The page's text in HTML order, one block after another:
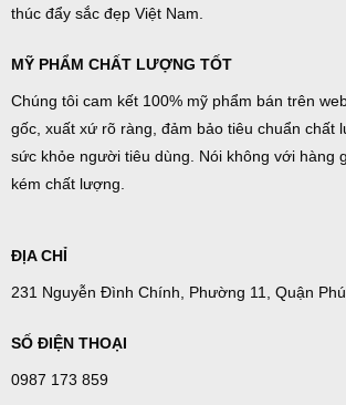
thúc đẩy sắc đẹp Việt Nam.
MỸ PHẨM CHẤT LƯỢNG TỐT
Chúng tôi cam kết 100% mỹ phẩm bán trên
gốc, xuất xứ rõ ràng, đảm bảo tiêu chuẩn chất
sức khỏe người tiêu dùng. Nói không với hàng
kém chất lượng.
ĐỊA CHỈ
231 Nguyễn Đình Chính, Phường 11, Quận
SỐ ĐIỆN THOẠI
0987 173 859